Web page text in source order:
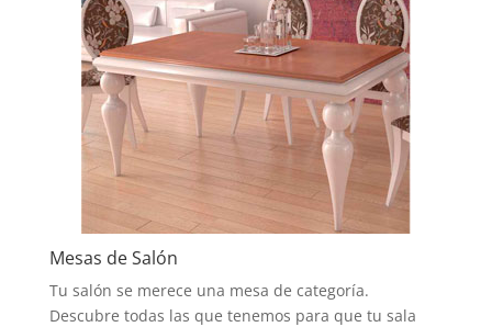
Mesas de Salón
Tu salón se merece una mesa de categoría.
Descubre todas las que tenemos para que tu sala